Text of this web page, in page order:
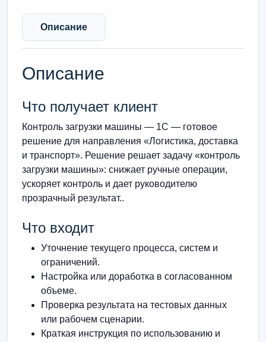
Описание
Описание
Что получает клиент
Контроль загрузки машины — 1С — готовое
решение для направления «Логистика, доставка
и транспорт». Решение решает задачу «контроль
загрузки машины»: снижает ручные операции,
ускоряет контроль и дает руководителю
прозрачный результат..
Что входит
Уточнение текущего процесса, систем и
ограничений.
Настройка или доработка в согласованном
объеме.
Проверка результата на тестовых данных
или рабочем сценарии.
Краткая инструкция по использованию и